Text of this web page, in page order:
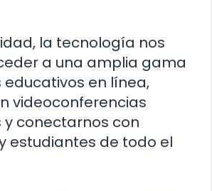
la tecnología nos
a una amplia gama
educativos en línea,
videoconferencias
conectarnos con
estudiantes de todo el